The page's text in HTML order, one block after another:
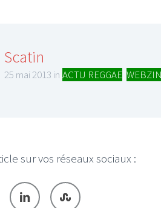
Scatin
25 mai 2013 in ACTU REGGAE
sur vos réseaux sociaux :